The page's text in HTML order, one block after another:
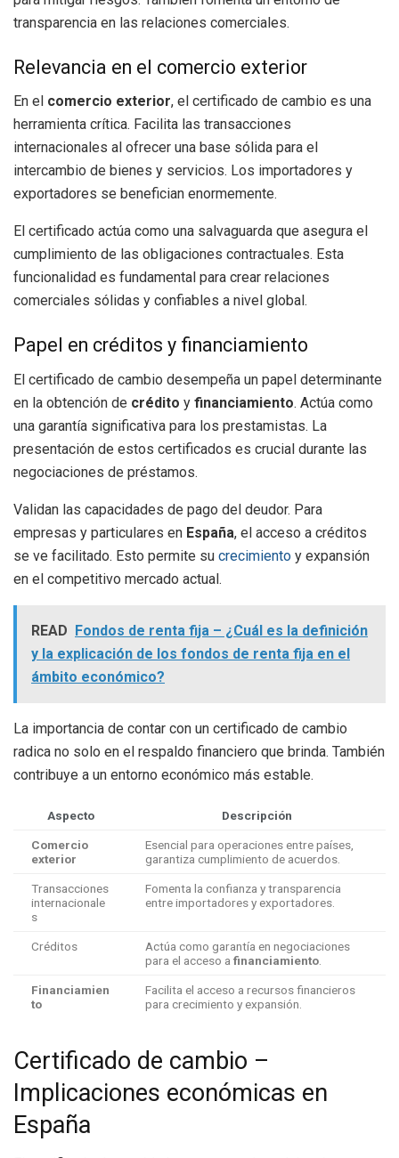
transparencia en las relaciones comerciales.
Relevancia en el comercio exterior
En el comercio exterior, el certificado de cambio es una
herramienta crítica. Facilita las transacciones
internacionales al ofrecer una base sólida para el
intercambio de bienes y servicios. Los importadores y
exportadores se benefician enormemente.
El certificado actúa como una salvaguarda que asegura el
cumplimiento de las obligaciones contractuales. Esta
funcionalidad es fundamental para crear relaciones
comerciales sólidas y confiables a nivel global.
Papel en créditos y financiamiento
El certificado de cambio desempeña un papel determinante
en la obtención de crédito y financiamiento. Actúa como
una garantía significativa para los prestamistas. La
presentación de estos certificados es crucial durante las
negociaciones de préstamos.
Validan las capacidades de pago del deudor. Para
empresas y particulares en España, el acceso a créditos
se ve facilitado. Esto permite su crecimiento y expansión
en el competitivo mercado actual.
READ Fondos de renta fija – ¿Cuál es la definición
y la explicación de los fondos de renta fija en el
ámbito económico?
La importancia de contar con un certificado de cambio
radica no solo en el respaldo financiero que brinda. También
contribuye a un entorno económico más estable.
Aspecto Descripción
Comercio
exterior
Esencial para operaciones entre países,
garantiza cumplimiento de acuerdos.
Transacciones
internacionale
s
Fomenta la confianza y transparencia
entre importadores y exportadores.
Créditos
Actúa como garantía en negociaciones
para el acceso a financiamiento
Financiamien
to
Facilita el acceso a recursos financieros
para crecimiento y expansión.
Certificado de cambio –
Implicaciones económicas en
España